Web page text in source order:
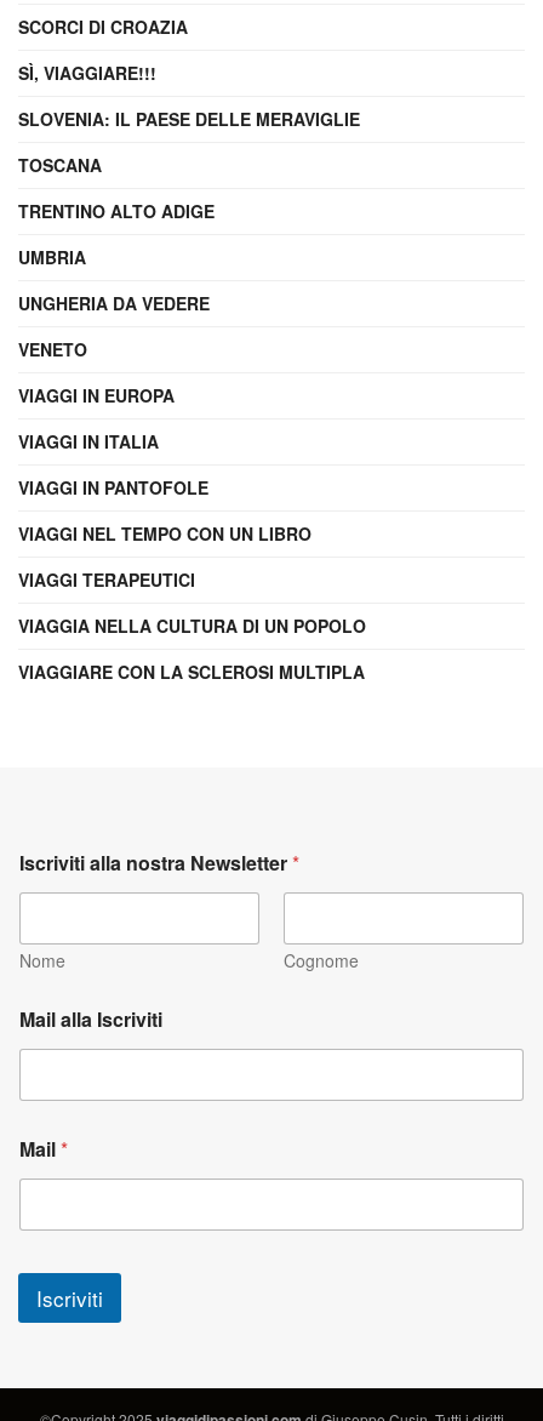
SCORCI DI CROAZIA
SÌ, VIAGGIARE!!!
SLOVENIA: IL PAESE DELLE MERAVIGLIE
TOSCANA
TRENTINO ALTO ADIGE
UMBRIA
UNGHERIA DA VEDERE
VENETO
VIAGGI IN EUROPA
VIAGGI IN ITALIA
VIAGGI IN PANTOFOLE
VIAGGI NEL TEMPO CON UN LIBRO
VIAGGI TERAPEUTICI
VIAGGIA NELLA CULTURA DI UN POPOLO
VIAGGIARE CON LA SCLEROSI MULTIPLA
Iscriviti alla nostra Newsletter*
Nome Cognome
Mail alla Iscriviti
Mail*
Iscriviti